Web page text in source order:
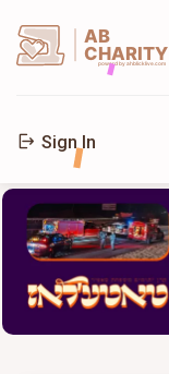
AB
CHARITY
powerd by ahblicklive.com
Sign In